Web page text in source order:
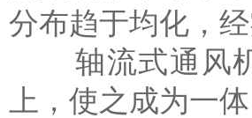
分布趋于均化，
轴流式通风机
上，使之成为一